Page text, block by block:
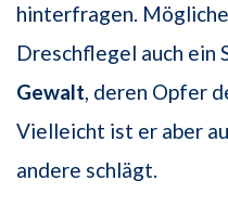
hinterfragen.
Dreschflegel auch ein
Gewalt, deren Opfer
Vielleicht ist er aber
andere schlägt.